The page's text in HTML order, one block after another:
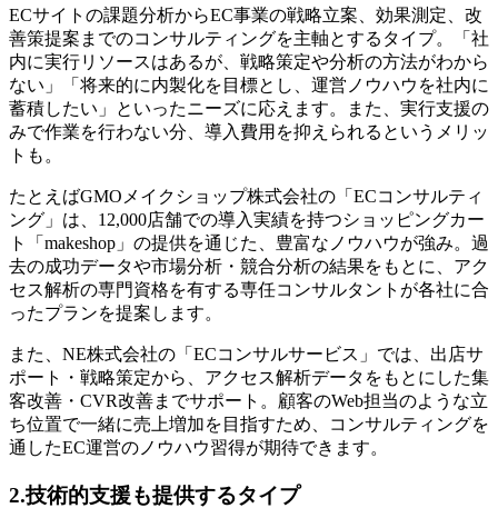
ECサイトの課題分析からEC事業の戦略立案、効果測定、改
善策提案までのコンサルティングを主軸とするタイプ。「社
内に実行リソースはあるが、戦略策定や分析の方法がわから
ない」「将来的に内製化を目標とし、運営ノウハウを社内に
蓄積したい」といったニーズに応えます。また、実行支援の
みで作業を行わない分、導入費用を抑えられるというメリッ
トも。
たとえばGMOメイクショップ株式会社の「ECコンサルティ
ング」は、12,000店舗での導入実績を持つショッピングカー
ト「makeshop」の提供を通じた、豊富なノウハウが強み。過
去の成功データや市場分析・競合分析の結果をもとに、アク
セス解析の専門資格を有する専任コンサルタントが各社に合
ったプランを提案します。
また、NE株式会社の「ECコンサルサービス」では、出店サ
ポート・戦略策定から、アクセス解析データをもとにした集
客改善・CVR改善までサポート。顧客のWeb担当のような立
ち位置で一緒に売上増加を目指すため、コンサルティングを
通したEC運営のノウハウ習得が期待できます。
2.技術的支援も提供するタイプ